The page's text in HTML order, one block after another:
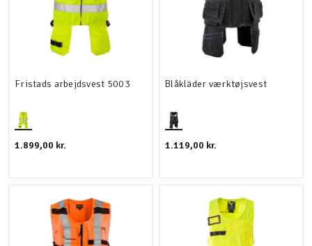
Fristads arbejdsvest 5003
1.899,00 kr.
Blåkläder værktøjsvest
1.119,00 kr.